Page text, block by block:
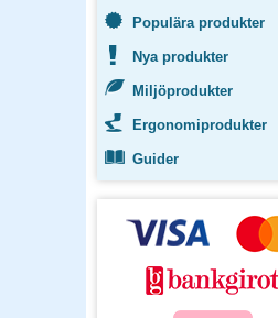
Populära produkter
Nya produkter
Miljöprodukter
Ergonomiprodukter
Guider